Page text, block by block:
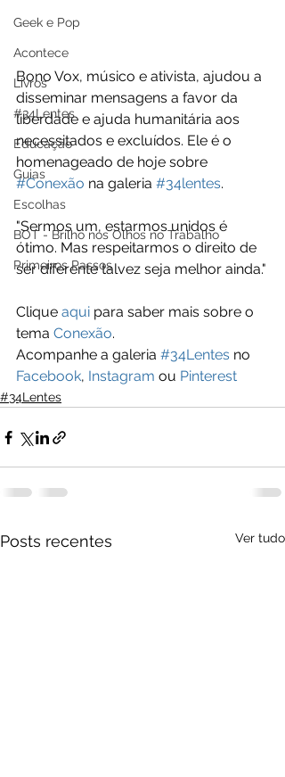
Geek e Pop
Acontece
Livros
#34Lentes
Educação
Guias
Escolhas
BOT - Brilho nos Olhos no Trabalho
Primeiros Passos
Bono Vox, músico e ativista, ajudou a
disseminar mensagens a favor da
liberdade e ajuda humanitária aos
necessitados e excluídos. Ele é o
homenageado de hoje sobre
#Conexão na galeria #34lentes.
"Sermos um, estarmos unidos é
ótimo. Mas respeitarmos o direito de
ser diferente talvez seja melhor ainda."
Clique aqui para saber mais sobre o
tema Conexão.
Acompanhe a galeria #34Lentes no
Facebook, Instagram ou Pinterest
#34Lentes
Posts recentes Ver tudo